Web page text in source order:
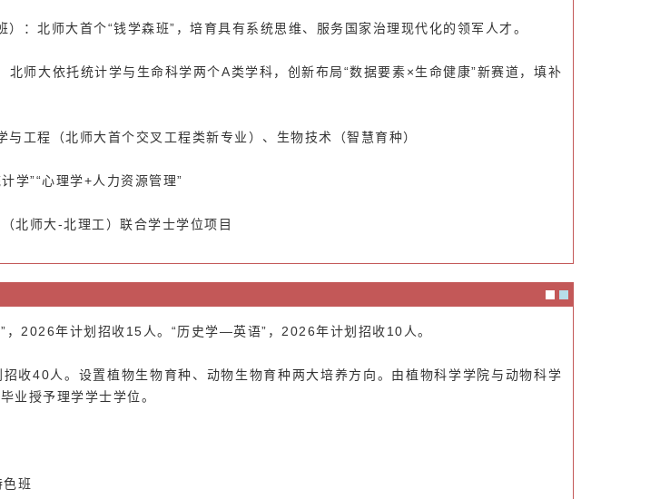
）：北师大首个“钱学森班”，培育具有系统思维、服务 国家治理现代化的领军人才。
北师大依托统计学与生命科学两个A类学科，创新布局“数据要素×生命健康”新赛道，填补
工程（北师大首个交叉工程类新专业）、生物技术（智慧育种）
学”“心理学+人力资源管理”
北师大-北理工）联合学士学位项目
2026年计划招收15人。“历史学—英语”，2026年计划招收10人。
收40人。设置植物生物育种、动物生物育种两大培养方向。由植物科学学院与动物科学
业授予理学学士学位。
色班